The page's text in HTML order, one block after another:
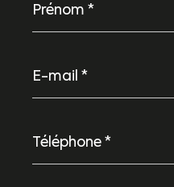
*
mail
*